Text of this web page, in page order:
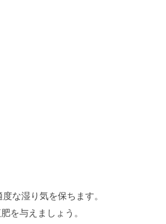
な湿り気を保ちます。
を与えましょう。